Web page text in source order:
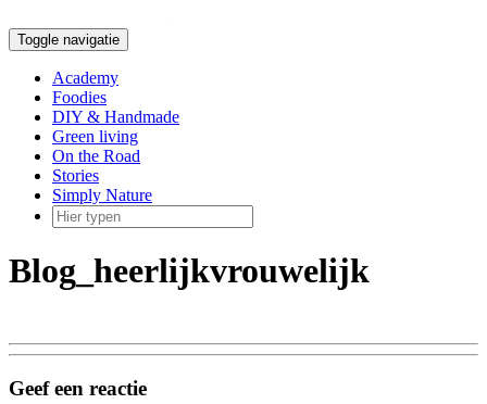
naar
inhoud
Toggle navigatie
Academy
Foodies
DIY & Handmade
Green living
On the Road
Stories
Simply Nature
Blog_heerlijkvrouwelijk
Geef een reactie